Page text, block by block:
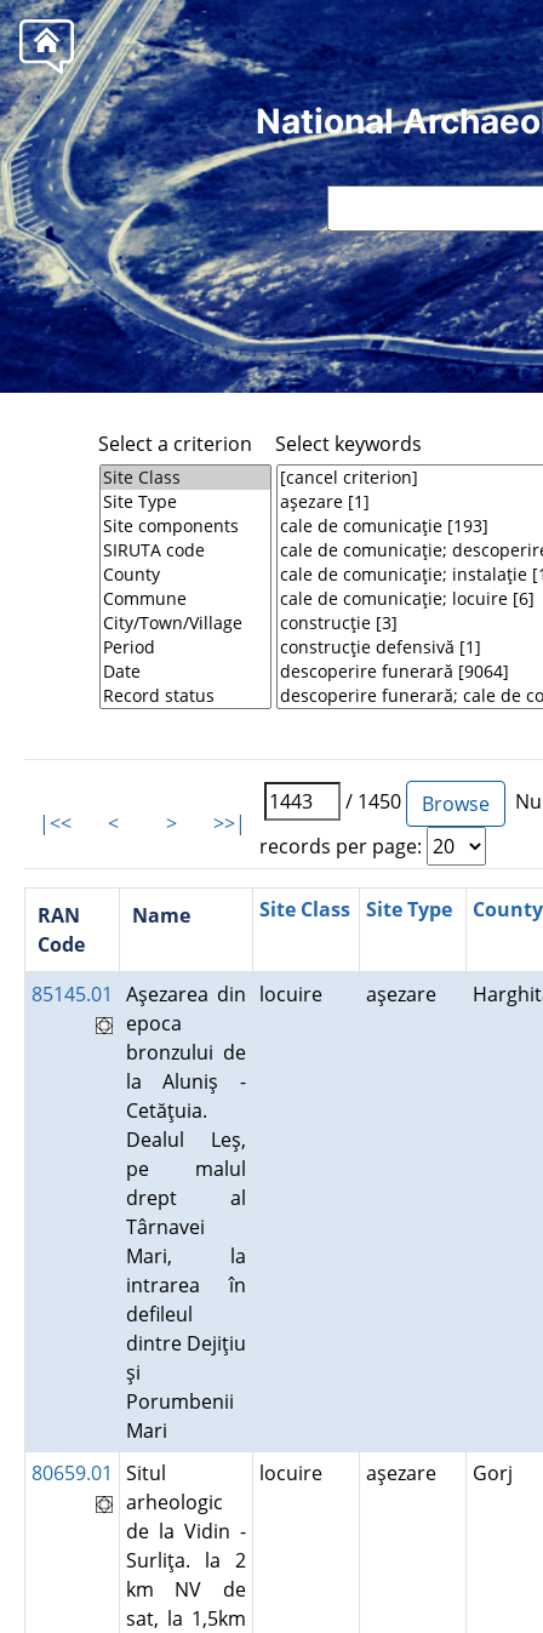
National
Select a criterion Select keywords
|<< < > >>|
/ 1450
records per page:
RAN
Code
Name Site Class Site Type County
85145.01
Aşezarea din
epoca
bronzului de
la Aluniş -
Cetăţuia.
Dealul Leş,
pe malul
drept al
Târnavei
Mari, la
intrarea în
defileul
dintre Dejiţiu
şi
Porumbenii
Mari
locuire aşezare
80659.01
Situl
arheologic
de la Vidin -
Surliţa. la 2
km NV de
sat, la 1,5km
locuire aşezare Gorj